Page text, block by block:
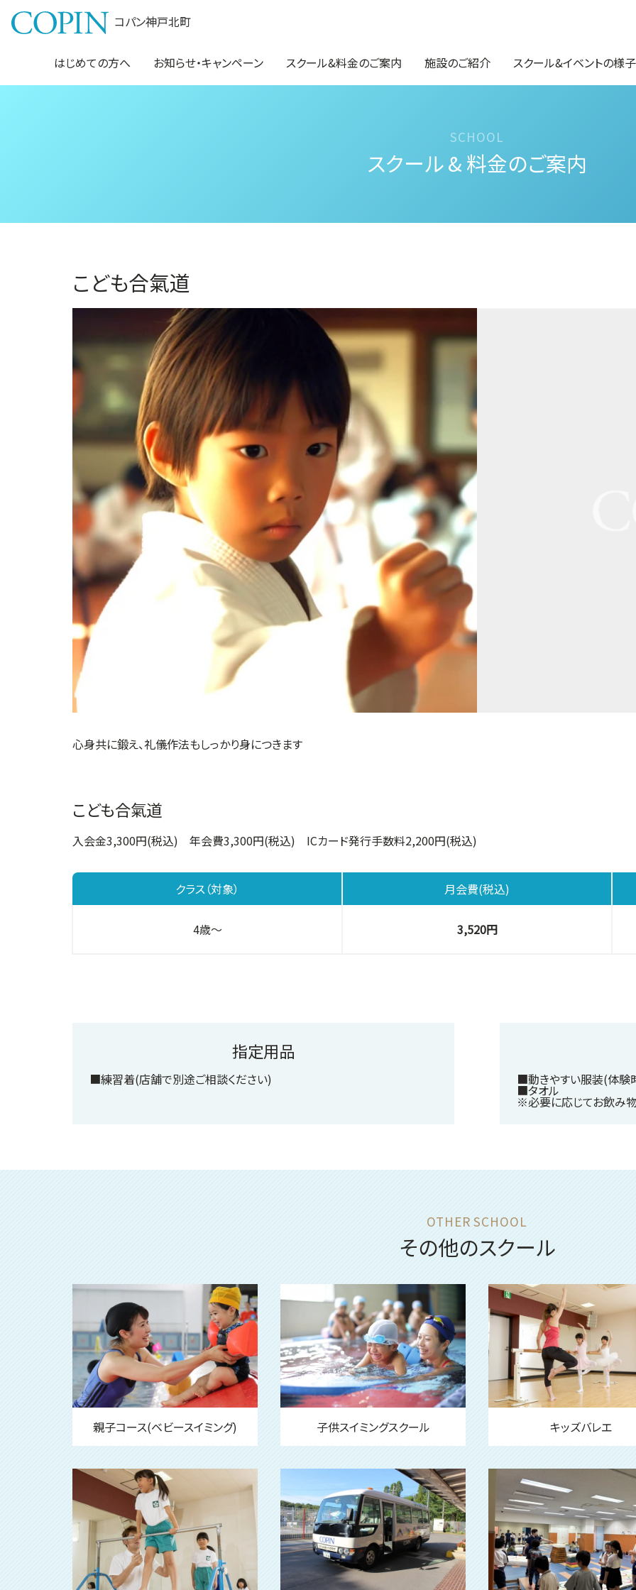
コパン神戸北町
はじめての方へ お知らせ・キャンペーン スクール&料金のご案内 施設のご紹介 スクール&イベントの様子
スクール & 料金のご案内
こども合氣道
心身共に鍛え、礼儀作法もしっかり身につきます
こども合氣道
入会金3,300円(税込) 年会費3,300円(税込) ICカード発行手数料2,200円(税込)
クラス（対象） 月会費(税込)
4歳～ 3,520円
指定用品
■練習着(店舗で別途ご相談ください) ■動きやすい服装(体験
■タオル
※必要に応じてお飲み物
その他のスクール
親子コース(ベビースイミング) 子供スイミングスクール キッズバレエ